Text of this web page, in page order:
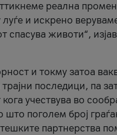
реална
и искрено
спасува животи“,
и токму затоа
последици, па
учествува во
што поголем број
партнерства